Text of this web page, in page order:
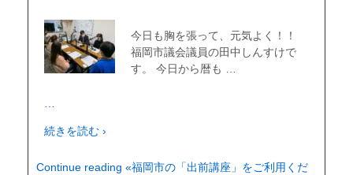
今日も胸を張って、元気よく！！
福岡市議会議員の田中しんすけで
す。 今日から暦も …
続きを読む ›
Continue reading «福岡市の「出前講座」をご利用くだ